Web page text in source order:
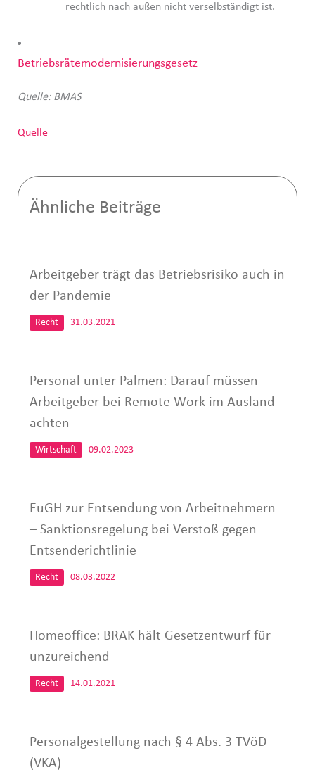
rechtlich nach außen nicht verselbständigt ist.
Betriebsrätemodernisierungsgesetz
Quelle: BMAS
Quelle
Ähnliche Beiträge
Arbeitgeber trägt das Betriebsrisiko auch in
der Pandemie
Recht 31.03.2021
Personal unter Palmen: Darauf müssen
Arbeitgeber bei Remote Work im Ausland
achten
Wirtschaft 09.02.2023
EuGH zur Entsendung von Arbeitnehmern
– Sanktionsregelung bei Verstoß gegen
Entsenderichtlinie
Recht 08.03.2022
Homeoffice: BRAK hält Gesetzentwurf für
unzureichend
Recht 14.01.2021
Personalgestellung nach § 4 Abs. 3 TVöD
(VKA)